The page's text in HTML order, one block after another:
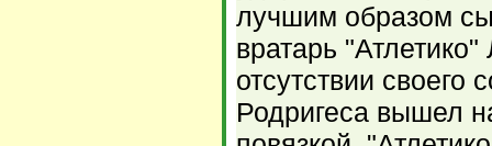
лучшим образом
вратарь
отсутствии своего
Родригеса вышел